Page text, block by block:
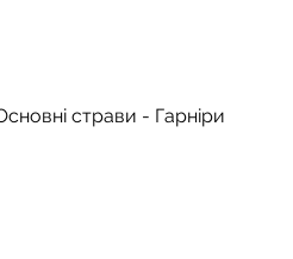
страви - Гарніри